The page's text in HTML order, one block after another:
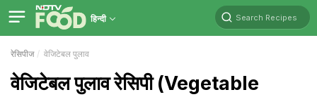
हिन्दी Search Recipes
रेसिपीज वेजिटेबल पुलाव
वेजिटेबल पुलाव रेसिपी (Vegetable